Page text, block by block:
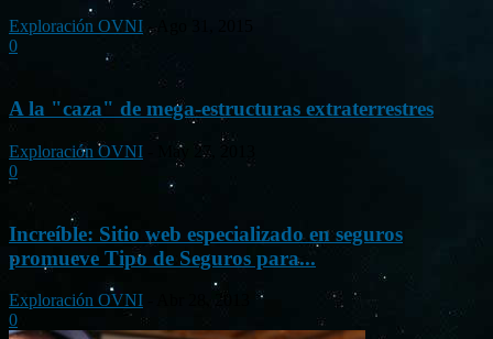
Exploración OVNI -
0
A la "caza" de mega-estructuras extraterrestres
Exploración OVNI
May 27, 2013
0
Increíble: Sitio web especializado en seguros
promueve Tipo de Seguros para...
Exploración OVNI
Abr 28, 2013
0